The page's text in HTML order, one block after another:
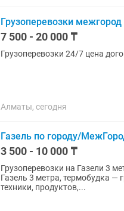
Грузоперевозки
7 500 - 20 000 ₸
Грузоперевозки 24/7 цена
Алматы, сегодня
Газель по городу/
3 500 - 10 000 ₸
Грузоперевозки на Газели 3 метра (термобудка)
Газель 3 метра, термобудка
техники, продуктов,...